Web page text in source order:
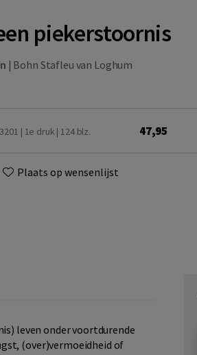
piekerstoornis
| Bohn Stafleu van Loghum
| 1e druk | 124 blz.
47,95
Plaats op wensenlijst
leven onder voortdurende
(over)vermoeidheid of